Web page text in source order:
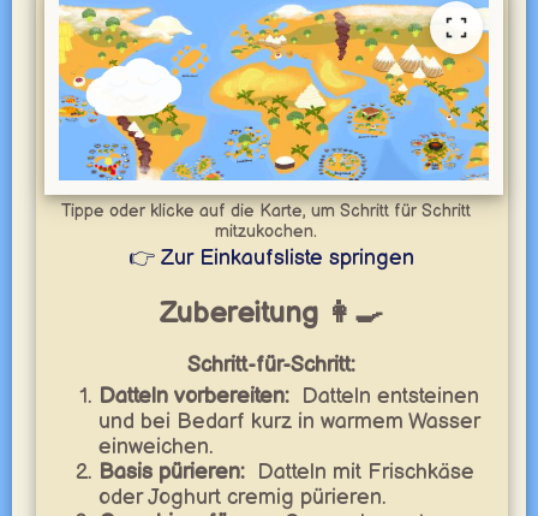
Tippe oder klicke auf die Karte, um Schritt für Schritt
mitzukochen.
👉 Zur Einkaufsliste springen
Zubereitung 👩‍🍳
Schritt-für-Schritt:
Datteln vorbereiten: Datteln entsteinen
und bei Bedarf kurz in warmem Wasser
einweichen.
Basis pürieren: Datteln mit Frischkäse
oder Joghurt cremig pürieren.